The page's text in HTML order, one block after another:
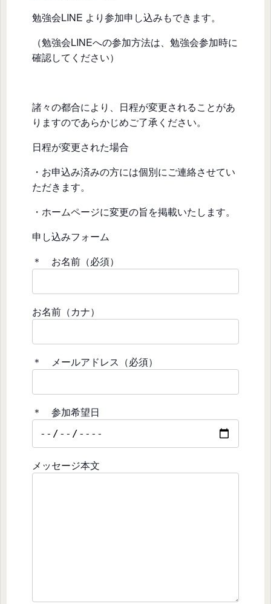
勉強会LINE より参加申し込みもできます。
（勉強会LINEへの参加方法は、勉強会参加時に
確認してください）
諸々の都合により、日程が変更されることがあ
りますのであらかじめご了承ください。
日程が変更された場合
・お申込み済みの方には個別にご連絡させてい
ただきます。
・ホームページに変更の旨を掲載いたします。
申し込みフォーム
＊ お名前（必須）
お名前（カナ）
＊ メールアドレス（必須）
＊ 参加希望日
メッセージ本文